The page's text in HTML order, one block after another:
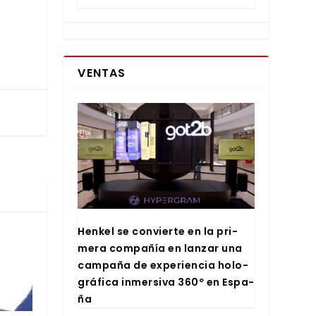
VENTAS
Hen­kel se con­vier­te en la pri­
me­ra com­pa­ñía en lan­zar una
cam­pa­ña de expe­rien­cia holo­
grá­fi­ca inmer­si­va 360º en Espa­
ña